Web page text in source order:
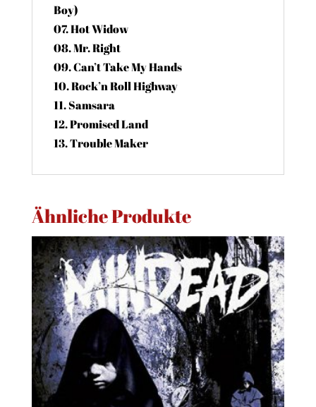
Boy)
07. Hot Widow
08. Mr. Right
09. Can’t Take My Hands
10. Rock’n Roll Highway
11. Samsara
12. Promised Land
13. Trouble Maker
Ähnliche Produkte